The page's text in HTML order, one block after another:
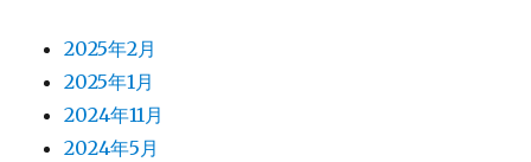
2025年2月
2025年1月
2024年11月
2024年5月